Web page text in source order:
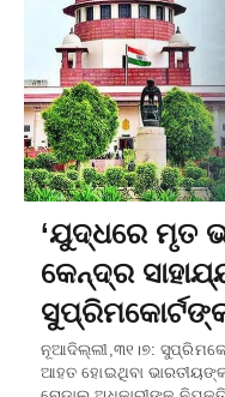
‘ଯୁଦ୍ଧରେ ମୃତ
କେନ୍ଦ୍ର
ନୂଆଦିଲ୍ଲୀ,୩୧।୭:
ଆହତ ହୋଇଥିବା